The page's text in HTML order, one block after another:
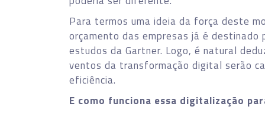
Para termos uma ideia da força deste
orçamento das empresas já é
estudos da Gartner. Logo, é natural
ventos da transformação digital serão
eficiência.
E como funciona essa digitalização